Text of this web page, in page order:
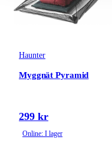
Haunter
Myggnät Pyramid
299 kr
Online: I lager